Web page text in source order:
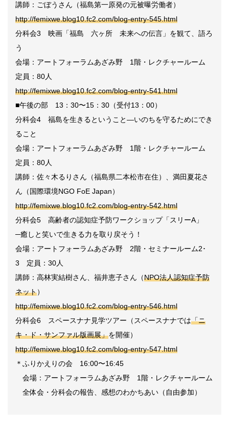
講師：ごぼうさん（福島第一原発の元被曝労働者）
http://femixwe.blog10.fc2.com/blog-entry-545.html
分科会3 映画「福島 六ヶ所 未来への伝言」を観て、語ろ
う
会場：アートフォーラムあざみ野 1階・レクチャールーム
定員：80人
http://femixwe.blog10.fc2.com/blog-entry-541.html
■午後の部 13：30〜15：30（受付13：00）
分科会4 福島を生きるということ―いのちを守るためにでき
ること
会場：アートフォーラムあざみ野 1階・レクチャールーム
定員：80人
講師：佐々木るりさん（福島県二本松市在住）、満田夏花さ
ん（国際環境NGO FoE Japan）
http://femixwe.blog10.fc2.com/blog-entry-542.html
分科会5 高齢者の認知症予防ワークショップ「スリーA」
─癒しと笑いで生きる力を取り戻そう！
会場：アートフォーラムあざみ野 2階・セミナールーム2･
3 定員：30人
講師：高林実結樹さん、福井恵子さん（NPO法人認知症予防
ネット）
http://femixwe.blog10.fc2.com/blog-entry-546.html
分科会6 スペースナナ見学ツアー（スペースナナでは「ニ
キ・ド・サンファル版画展」を開催）
http://femixwe.blog10.fc2.com/blog-entry-547.html
＊ふりかえりの会 16:00〜16:45
会場：アートフォーラムあざみ野 1階・レクチャールーム
全体会・分科会の報告、感想のわかちあい（自由参加）